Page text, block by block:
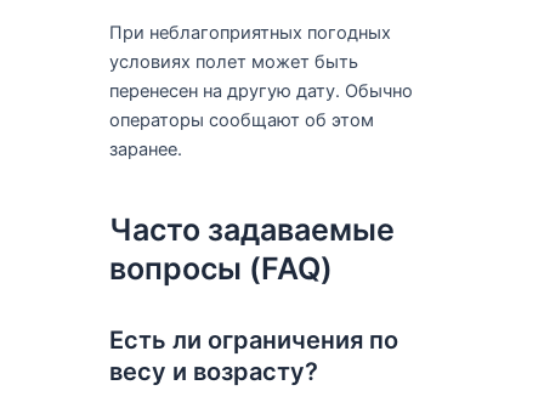
При неблагоприятных погодных
условиях полет может быть
перенесен на другую дату. Обычно
операторы сообщают об этом
заранее.
Часто задаваемые
вопросы (FAQ)
Есть ли ограничения по
весу и возрасту?